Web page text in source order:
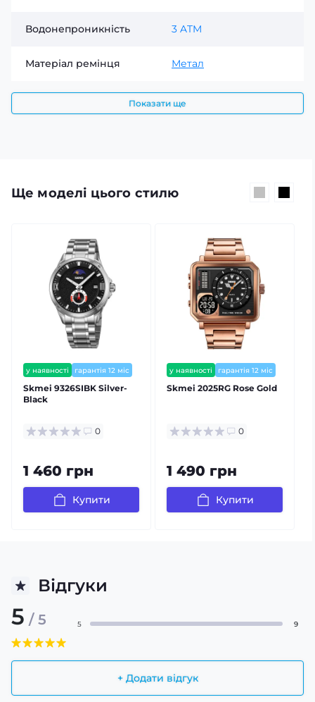
Водонепроникність 3 ATM
Матеріал ремінця Метал
Показати ще
Ще моделі цього стилю
у наявності гарантія 12 міс
Skmei 9326SIBK Silver-
Black
0
1 460 грн
Купити
у наявності гарантія 12 міс
Skmei 2025RG Rose Gold
0
1 490 грн
Купити
Відгуки
5 / 5
+ Додати відгук
5 9